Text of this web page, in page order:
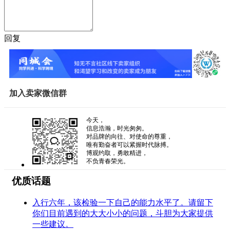
回复
加入卖家微信群
今天，
信息浩瀚，时光匆匆。
对品牌的向往、对使命的尊重，
唯有勤奋者可以紧握时代脉搏。
博观约取，勇敢精进，
不负青春荣光。
优质话题
入行六年，该检验一下自己的能力水平了。请留下
你们目前遇到的大大小小的问题，斗胆为大家提供
一些建议。